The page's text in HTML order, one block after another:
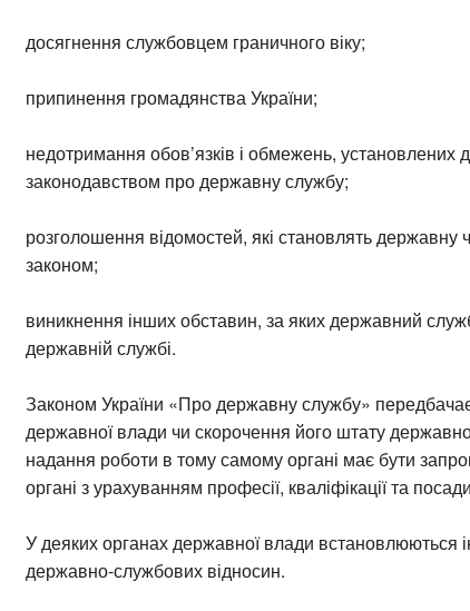
досягнення службовцем граничного віку;
припинення громадянства України;
недотримання обов’язків і обмежень,
законодавством про державну службу;
розголошення відомостей, які становлять
законом;
виникнення інших обставин, за яких державний
державній службі.
Законом України «Про державну службу»
державної влади чи скорочення його штату
надання роботи в тому самому органі має бути
органі з урахуванням професії, кваліфікації та
У деяких органах державної влади встановлюються
державно-службових відносин.